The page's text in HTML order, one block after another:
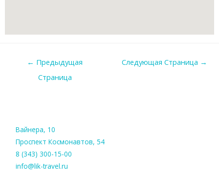
← Предыдущая
Страница
Следующая Страница →
Вайнера, 10
Проспект Космонавтов, 54
8 (343) 300-15-00
info@lik-travel.ru